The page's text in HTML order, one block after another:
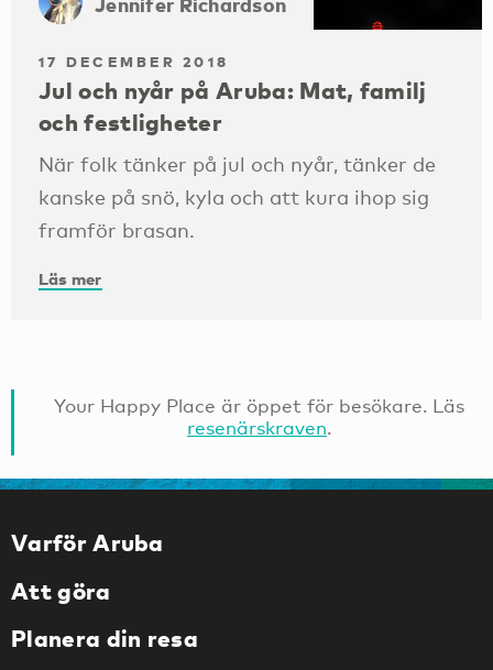
17 DECEMBER 2018
Jul och nyår på Aruba: Mat, familj
och festligheter
När folk tänker på jul och nyår, tänker de
kanske på snö, kyla och att kura ihop sig
framför brasan.
Läs mer
Your Happy Place är öppet för besökare. Läs
resenärskraven.
Varför Aruba
Att göra
Planera din resa